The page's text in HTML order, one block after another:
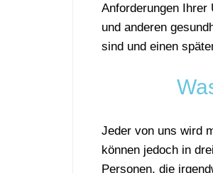
Anforderungen Ihrer
und anderen
sind und einen
Jeder von uns wird
können jedoch in
Personen, die